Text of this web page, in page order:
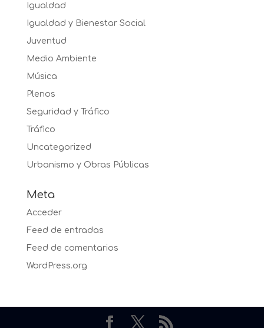
Igualdad
Igualdad y Bienestar Social
Juventud
Medio Ambiente
Música
Plenos
Seguridad y Tráfico
Tráfico
Uncategorized
Urbanismo y Obras Públicas
Meta
Acceder
Feed de entradas
Feed de comentarios
WordPress.org